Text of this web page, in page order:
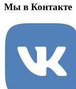
Мы в Контакте